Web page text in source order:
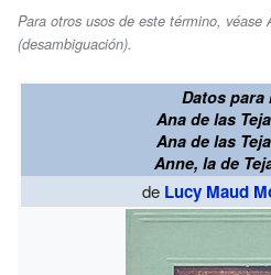
Para otros usos de este término, véase
(desambiguación).
Datos para
Ana de las
Ana de las
Anne, la de
de Lucy Maud